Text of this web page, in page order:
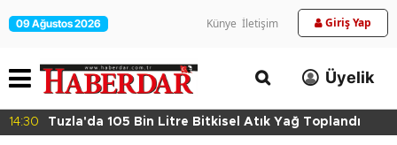
09 Ağustos 2026 Künye İletişim Giriş Yap
Üyelik
14:30 Tuzla'da 105 Bin Litre Bitkisel Atık Yağ Toplandı